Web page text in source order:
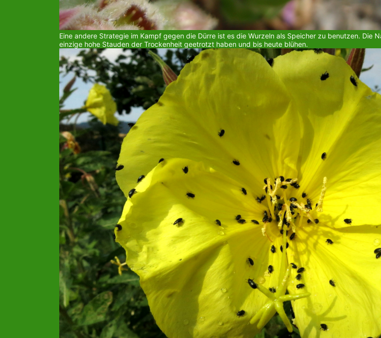
Eine andere Strategie im Kampf gegen die Dürre ist es die Wurzeln als Speicher zu benutzen. Die
einzige hohe Stauden der Trockenheit geetrotzt haben und bis heute blühen.